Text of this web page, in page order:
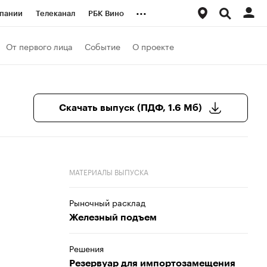
Телеканал РБК Вино
Бизнес
...
От первого лица Событие О проекте
Скачать выпуск (ПДФ, 1.6 Мб)
МАТЕРИАЛЫ ВЫПУСКА
Рыночный расклад
Железный подъем
Решения
Резервуар для импортозамещения